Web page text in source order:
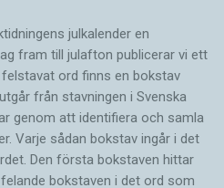
julkalender en
fram till julafton publicerar vi ett
ord finns en bokstav
från stavningen i Svenska
genom att identifiera och samla
Varje sådan bokstav ingår i det
Den första bokstaven hittar
bokstaven i det ord som